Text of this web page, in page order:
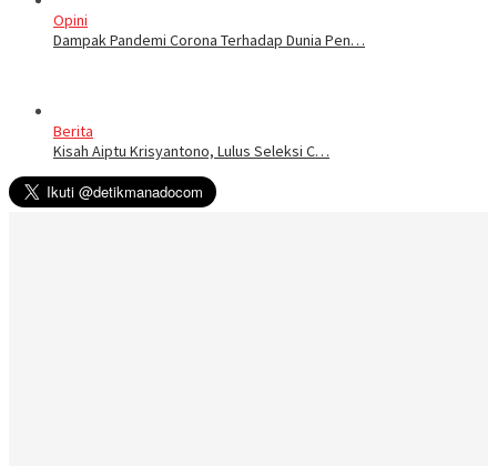
Opini
Dampak Pandemi Corona Terhadap Dunia Pen…
Berita
Kisah Aiptu Krisyantono, Lulus Seleksi C…